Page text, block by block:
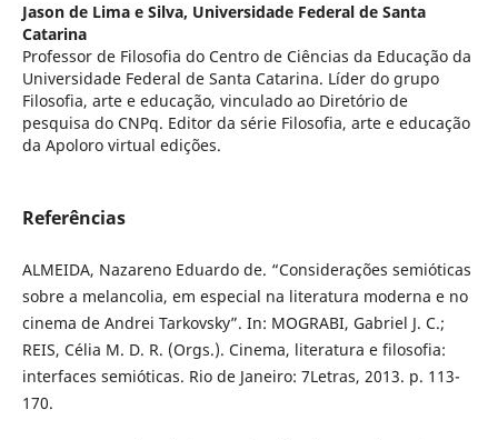
Jason de Lima e Silva, Universidade Federal de Santa
Catarina
Professor de Filosofia do Centro de Ciências da Educação da
Universidade Federal de Santa Catarina. Líder do grupo
Filosofia, arte e educação, vinculado ao Diretório de
pesquisa do CNPq. Editor da série Filosofia, arte e educação
da Apoloro virtual edições.
Referências
ALMEIDA, Nazareno Eduardo de. “Considerações semióticas
sobre a melancolia, em especial na literatura moderna e no
cinema de Andrei Tarkovsky”. In: MOGRABI, Gabriel J. C.;
REIS, Célia M. D. R. (Orgs.). Cinema, literatura e filosofia:
interfaces semióticas. Rio de Janeiro: 7Letras, 2013. p. 113-
170.